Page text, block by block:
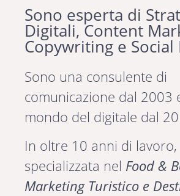
Sono esperta di
Digitali, Content
Copywriting e Social
Sono una consulente di
comunicazione dal 2003
mondo del digitale dal
In oltre 10 anni di
specializzata nel Food &
Marketing Turistico e